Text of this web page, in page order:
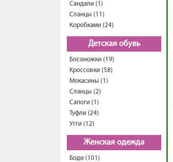
Сандали (1)
Сланцы (11)
Коробками (24)
Детская обувь
Босоножки (19)
Кроссовки (58)
Мокасины (1)
Сланцы (2)
Сапоги (1)
Туфли (24)
Угги (12)
Женская одежда
Боди (101)